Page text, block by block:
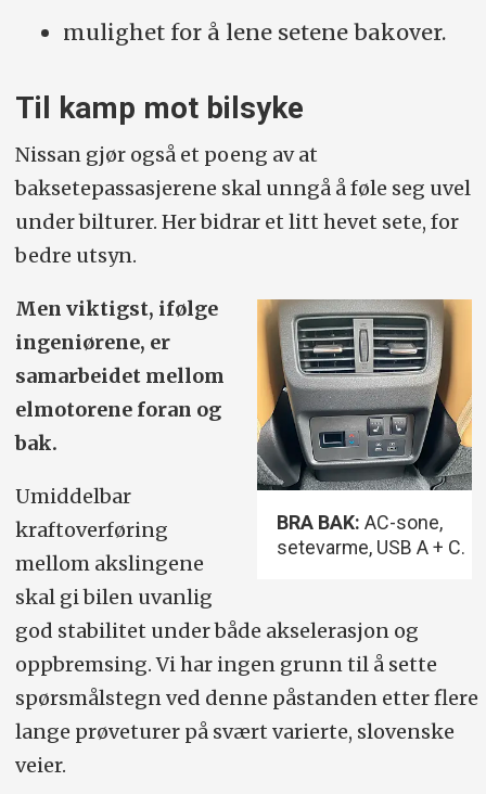
mulighet for å lene setene bakover.
Til kamp mot bilsyke
Nissan gjør også et poeng av at
baksetepassasjerene skal unngå å føle seg uvel
under bilturer. Her bidrar et litt hevet sete, for
bedre utsyn.
BRA BAK: AC-sone,
setevarme, USB A + C.
Men viktigst, ifølge
ingeniørene, er
samarbeidet mellom
elmotorene foran og
bak.
Umiddelbar
kraftoverføring
mellom akslingene
skal gi bilen uvanlig
god stabilitet under både akselerasjon og
oppbremsing. Vi har ingen grunn til å sette
spørsmålstegn ved denne påstanden etter flere
lange prøveturer på svært varierte, slovenske
veier.